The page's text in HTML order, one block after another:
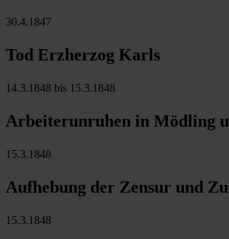
30.4.1847
Tod Erzherzog Karls
14.3.1848 bis 15.3.1848
Arbeiterunruhen in Mödling
15.3.1848
Aufhebung der Zensur und
15.3.1848